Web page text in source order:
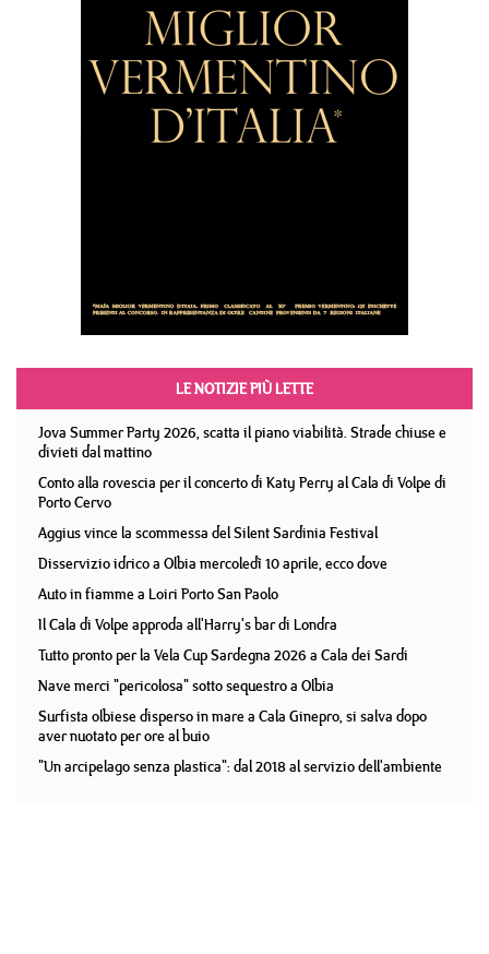
LE NOTIZIE PIÙ LETTE
Jova Summer Party 2026, scatta il piano viabilità. Strade chiuse e
divieti dal mattino
Conto alla rovescia per il concerto di Katy Perry al Cala di Volpe di
Porto Cervo
Aggius vince la scommessa del Silent Sardinia Festival
Disservizio idrico a Olbia mercoledì 10 aprile, ecco dove
Auto in fiamme a Loiri Porto San Paolo
Il Cala di Volpe approda all'Harry's bar di Londra
Tutto pronto per la Vela Cup Sardegna 2026 a Cala dei Sardi
Nave merci "pericolosa" sotto sequestro a Olbia
Surfista olbiese disperso in mare a Cala Ginepro, si salva dopo
aver nuotato per ore al buio
"Un arcipelago senza plastica": dal 2018 al servizio dell'ambiente